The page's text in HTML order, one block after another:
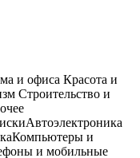
и офиса Красота и
Строительство и
Автоэлектроника
Компьютеры и
и мобильные